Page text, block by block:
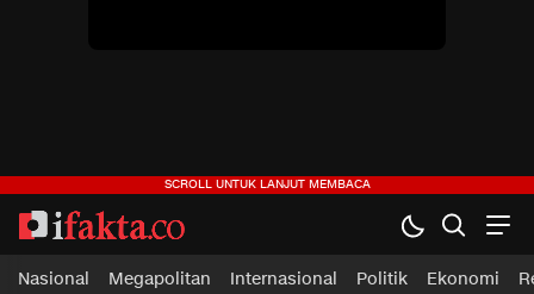
Nasional Megapolitan Internasional Politik Ekonomi